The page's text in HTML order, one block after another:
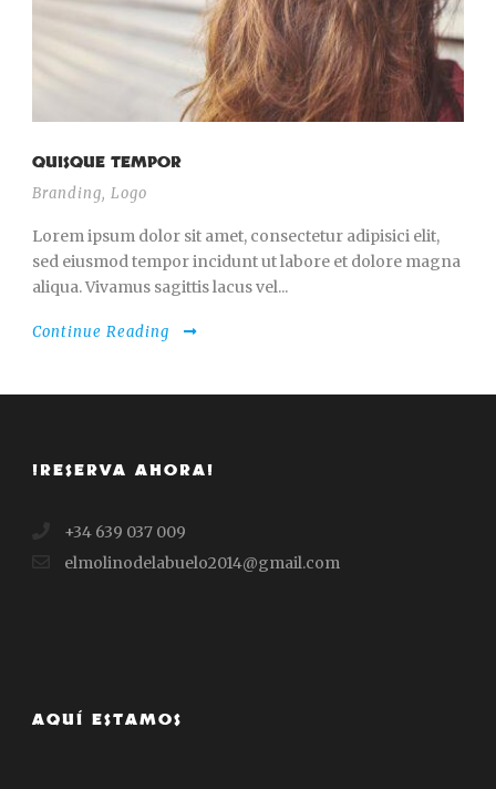
QUISQUE TEMPOR
Branding, Logo
Lorem ipsum dolor sit amet, consectetur adipisici elit,
sed eiusmod tempor incidunt ut labore et dolore magna
aliqua. Vivamus sagittis lacus vel...
Continue Reading
¡RESERVA AHORA!
+34 639 037 009
elmolinodelabuelo2014@gmail.com
AQUÍ ESTAMOS